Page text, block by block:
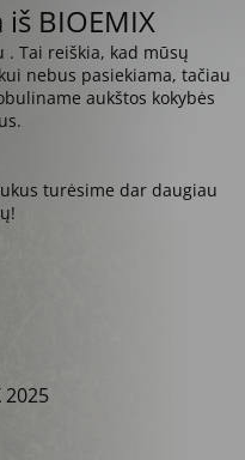
BIOEMIX
. Tai reiškia, kad mūsų
nebus pasiekiama, tačiau
aukštos kokybės
turėsime dar daugiau
2025